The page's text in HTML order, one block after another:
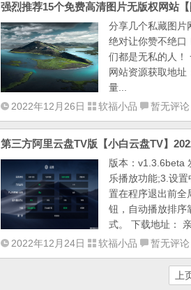
强烈推荐15个免费高清图片无版权网站【
分享几个私藏图片
绝对让你赞不绝口
们都是无私的人！
网站资源获取地
量...
2022年12月26日
软福小品 暂无评论
第三方阿里云盘TV版【小白云盘TV】
版本：v1.3.6beta
乐播放功能;3.设
置在程序退出前全
钮，自动播放排序
式。 下载地址：
2022年12月24日
软福小品 暂无评论
上